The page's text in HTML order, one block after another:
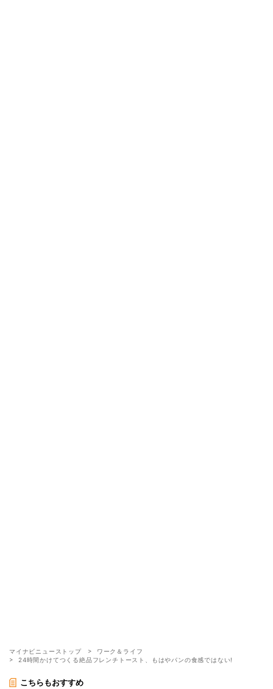
マイナビニューストップ
ワーク＆ライフ
24時間かけてつくる絶品フレンチトースト、もはやパンの食感ではない!
こちらもおすすめ